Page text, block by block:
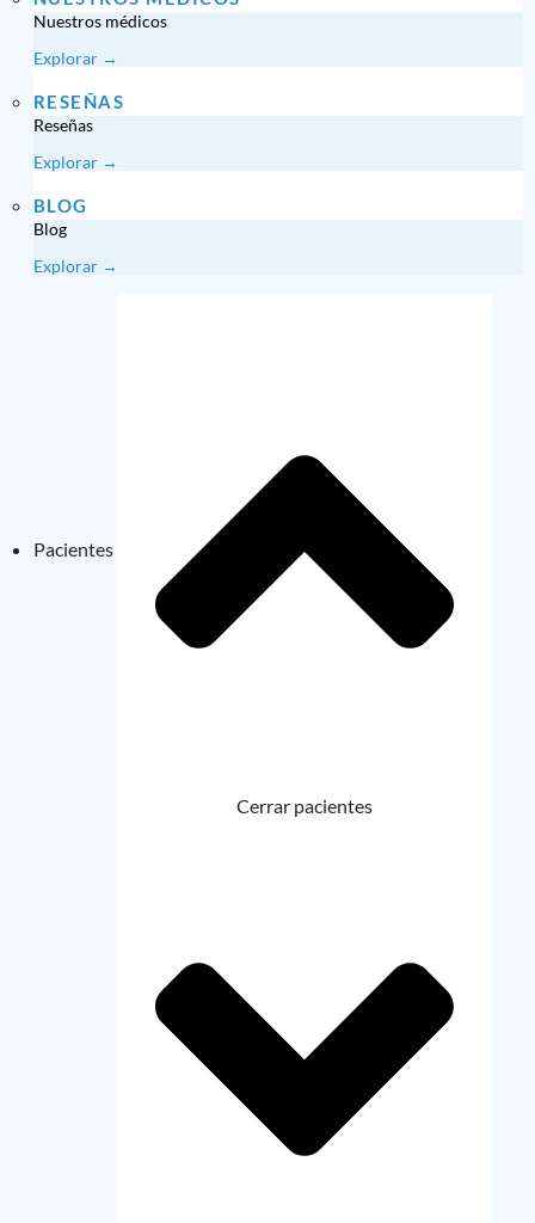
Nuestros médicos
Explorar →
RESEÑAS
Reseñas
Explorar →
BLOG
Blog
Explorar →
Pacientes
Cerrar pacientes